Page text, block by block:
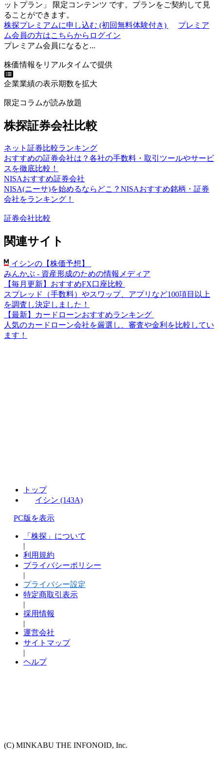
ットプラン 」 限定コンテンツ です。プランをご契約して見
ることができます。
株探プレミアムに申し込む (初回無料体験付き)
プレミア
ム会員の方はこちらからログイン
プレミアム会員になると...
株価情報をリアルタイムで提供
企業業績の表示期数を拡大
限定コラムが読み放題
株探証券会社比較
ネット証券比較ランキング
おすすめの証券会社は？各社の手数料・取引ツールやサービ
スを徹底比較！
NISAおすすめ証券会社
NISA(ニーサ)を始めるならどこ？NISAおすすめ銘柄・証券
会社をランキング！
証券会社比較
関連サイト
イシンの【株価予想】
みんかぶ - 資産形成のための情報メディア
【毎月更新】おすすめFX口座比較
スプレッド（手数料）やスワップ、アプリなど100項目以上
を調査し決定しました！
【最新】カードローンおすすめランキング
人気のカードローン会社を厳選し、審査や金利を比較してい
ます！
トップ
イシン (143A)
PC版を表示
「株探」について
|
利用規約
プライバシーポリシー
|
プライバシー設定
特定商取引表示
|
採用情報
|
運営会社
サイトマップ
|
ヘルプ
(C) MINKABU THE INFONOID, Inc.